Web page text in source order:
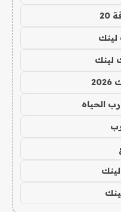
لينك
لينك
الحياه
لينك